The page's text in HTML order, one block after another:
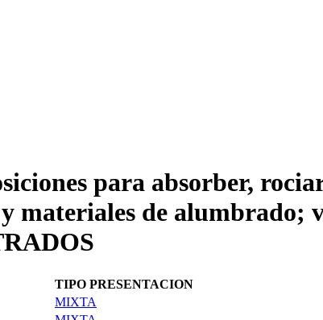
para absorber,
materiales de alumbrado;
TIPO PRESENTACION
MIXTA